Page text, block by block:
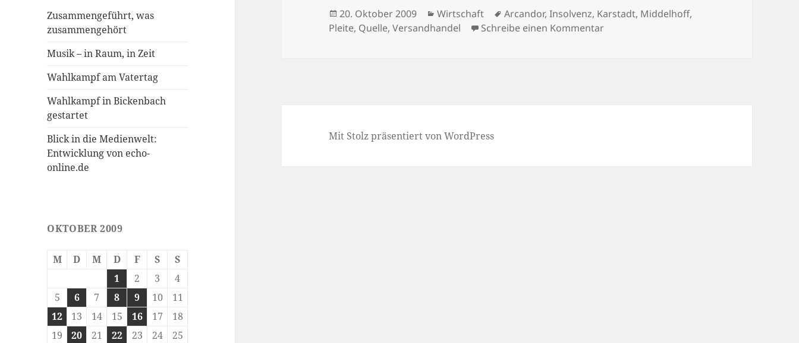
Zusammengeführt, was
zusammengehört
Musik – in Raum, in Zeit
Wahlkampf am Vatertag
Wahlkampf in Bickenbach
gestartet
Blick in die Medienwelt:
Entwicklung von echo-
online.de
OKTOBER 2009
M D M D F S
S
1
2 3
4
5
6 7 8 9 10
11
12
13 14 15 16 17
18
19
20 21 22 23 24
25
Veröffentlicht
am
20. Oktober 2009 Kategorien
Wirtschaft Schlagwörter
Arcandor,Insolvenz, Karstadt, Middelhoff,
Pleite, Quelle,Versandhandel Schreibe einen Kommentarzu Quelle am Ende
Mit Stolz präsentiert von WordPress